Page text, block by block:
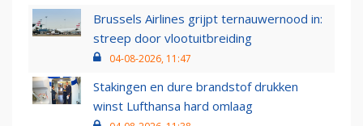
Brussels Airlines grijpt ternauwernood in:
streep door vlootuitbreiding
04-08-2026, 11:47
Stakingen en dure brandstof drukken
winst Lufthansa hard omlaag